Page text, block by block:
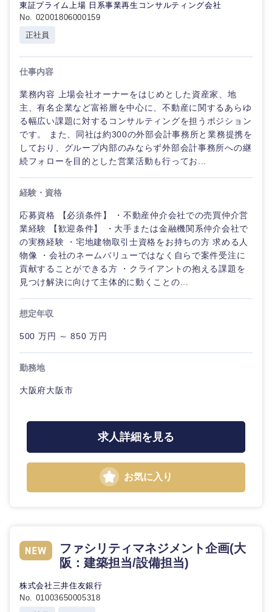
甲信越・北陸
新潟県
東証プライム上場 日系事業再生コンサルティング会社
No. 02001806000159
正社員
仕事内容
業務内容 上場会社オーナーをはじめとした資産家、地
主、有名企業など富裕層を中心に、不動産に関するあらゆ
る幅広い課題に対するコンサルティングを担うポジション
です。 また、同社は約300の外部会計事務所と業務提携を
しており、グループ内部のみならず外部会計事務所への継
続フォローを目的とした営業活動も行ってお...
経験・資格
応募資格 【必須条件】 ・不動産仲介会社での売買仲介営
業経験 【歓迎条件】 ・大手または金融機関系仲介会社で
の実務経験 ・宅地建物取引士資格をお持ちの方 求める人
物像 ・会社のネームバリューではなく自らで案件受注に
貢献することができる方 ・クライアントの抱える課題を
見つけ解決に向けて主体的に動くことの...
想定年収
500 万円 ～ 850 万円
勤務地
大阪府大阪市
求人詳細を見る
お気に入り
ファシリティマネジメント企画(大
阪：建築担当/設備担当)
株式会社三井住友銀行
No. 01003650005318